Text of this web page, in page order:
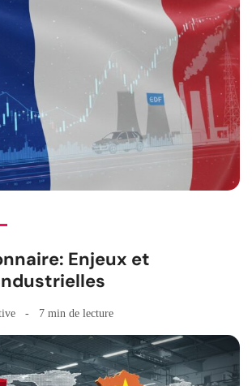
Enjeux et
7 min de lecture